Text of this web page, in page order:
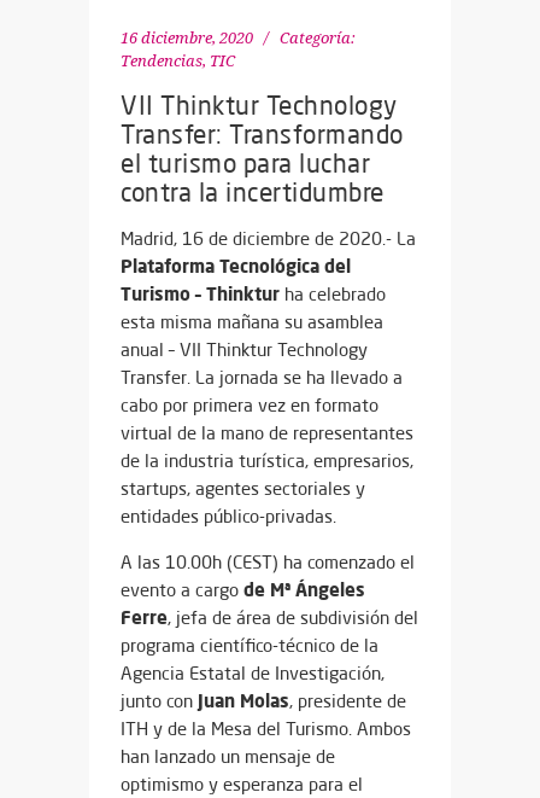
16 diciembre, 2020
Categoría:
Tendencias, TIC
VII Thinktur Technology
Transfer: Transformando
el turismo para luchar
contra la incertidumbre
Madrid, 16 de diciembre de 2020.- La
Plataforma Tecnológica del
Turismo – Thinktur ha celebrado
esta misma mañana su asamblea
anual – VII Thinktur Technology
Transfer. La jornada se ha llevado a
cabo por primera vez en formato
virtual de la mano de representantes
de la industria turística, empresarios,
startups, agentes sectoriales y
entidades público-privadas.
A las 10.00h (CEST) ha comenzado el
evento a cargo de Mª Ángeles
Ferre, jefa de área de subdivisión del
programa científico-técnico de la
Agencia Estatal de Investigación,
junto con Juan Molas, presidente de
ITH y de la Mesa del Turismo. Ambos
han lanzado un mensaje de
optimismo y esperanza para el